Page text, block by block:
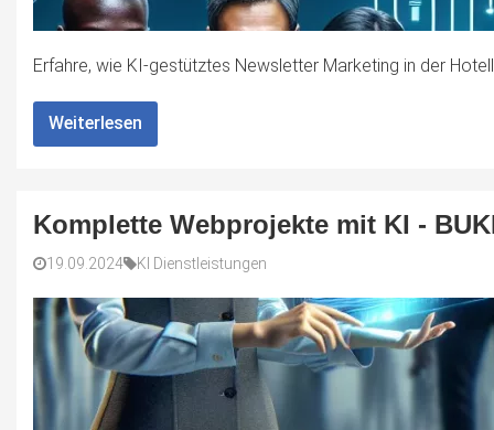
Erfahre, wie KI-gestütztes Newsletter Marketing in der
Weiterlesen
Komplette Webprojekte mit KI -
19.09.2024 KI Dienstleistungen